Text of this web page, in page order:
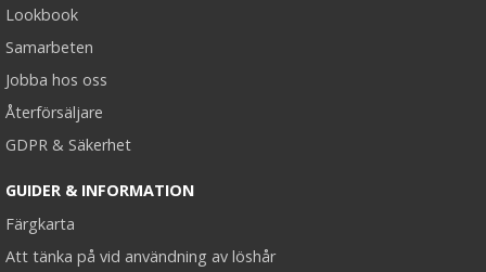
Lookbook
Samarbeten
Jobba hos oss
Återförsäljare
GDPR & Säkerhet
GUIDER & INFORMATION
Färgkarta
Att tänka på vid användning av löshår